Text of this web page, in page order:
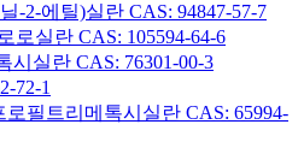
-2-에틸)실란 CAS: 94847-57-7
로실란 CAS: 105594-64-6
시실란 CAS: 76301-00-3
72-1
필트리메톡시실란 CAS: 65994-